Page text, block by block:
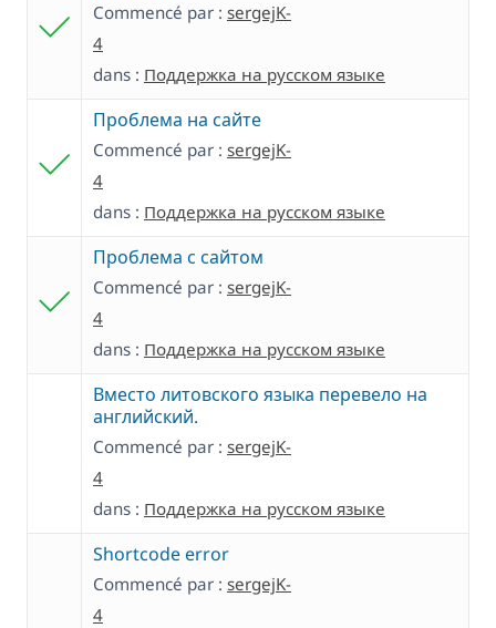
Commencé par : sergejK-
4
dans : Поддержка на русском языке
Проблема на сайте
Commencé par : sergejK-
4
dans : Поддержка на русском языке
Проблема с сайтом
Commencé par : sergejK-
4
dans : Поддержка на русском языке
Вместо литовского языка перевело на
английский.
Commencé par : sergejK-
4
dans : Поддержка на русском языке
Shortcode error
Commencé par : sergejK-
4